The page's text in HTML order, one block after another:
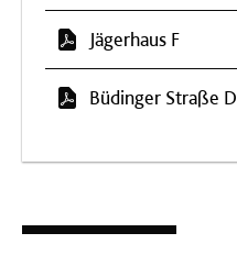
Jägerhaus F
Büdinger Straße D